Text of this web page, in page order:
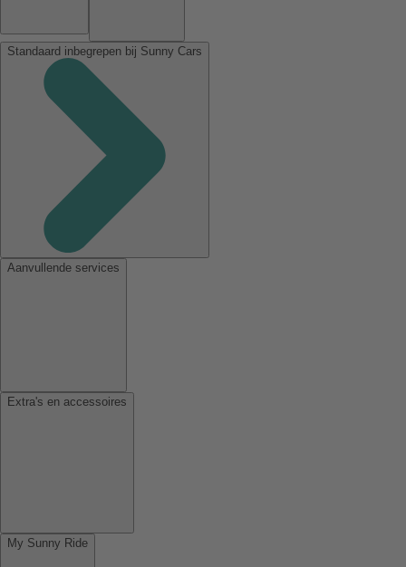
Standaard inbegrepen bij Sunny Cars
Aanvullende services
Extra's en accessoires
My Sunny Ride